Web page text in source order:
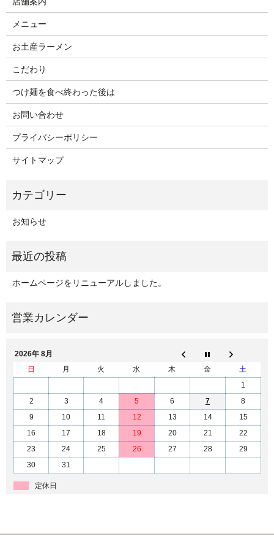
メニュー
お土産ラーメン
こだわり
つけ麺を食べ終わった後は
お問い合わせ
プライバシーポリシー
サイトマップ
お知らせ
ホームページをリニューアルしました。
2026年 8月
日
月 火 水 木 金
土
1
2
3 4 5 6 7
8
9
10 11 12 13 14
15
16
17 18 19 20 21
22
23
24 25 26 27 28
29
30
31
定休日